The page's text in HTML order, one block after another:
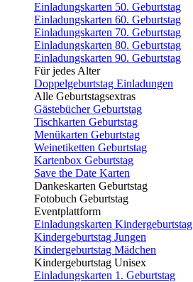
Einladungskarten 50. Geburtstag
Einladungskarten 60. Geburtstag
Einladungskarten 70. Geburtstag
Einladungskarten 80. Geburtstag
Einladungskarten 90. Geburtstag
Für jedes Alter
Doppelgeburtstag Einladungen
Alle Geburtstagsextras
Gästebücher Geburtstag
Tischkarten Geburtstag
Menükarten Geburtstag
Weinetiketten Geburtstag
Kartenbox Geburtstag
Save the Date Karten
Dankeskarten Geburtstag
Fotobuch Geburtstag
Eventplattform
Einladungskarten Kindergeburtstag
Kindergeburtstag Jungen
Kindergeburtstag Mädchen
Kindergeburtstag Unisex
Einladungskarten 1. Geburtstag